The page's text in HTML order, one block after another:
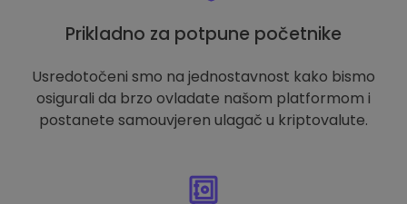
Prikladno za potpune početnike
Usredotočeni smo na jednostavnost kako bismo
osigurali da brzo ovladate našom platformom i
postanete samouvjeren ulagač u kriptovalute.